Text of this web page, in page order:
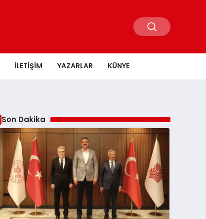
İLETIŞIM YAZARLAR KÜNYE
Son Dakika